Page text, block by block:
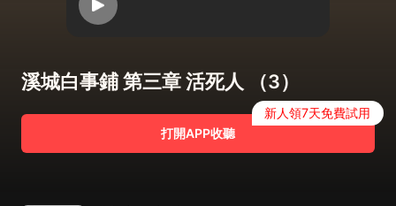
溪城白事鋪 第三章 活死人 （3）
打開APP收聽
新人領7天免費試用